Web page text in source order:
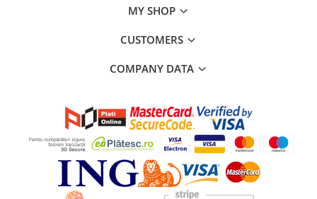
MY SHOP
CUSTOMERS
COMPANY DATA